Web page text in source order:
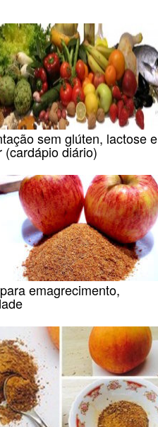
sem glúten, lactose e
(cardápio diário)
emagrecimento,